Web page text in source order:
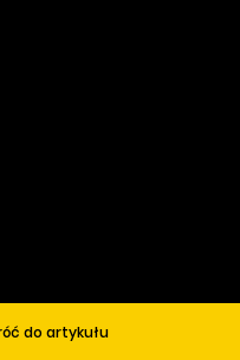
do artykułu